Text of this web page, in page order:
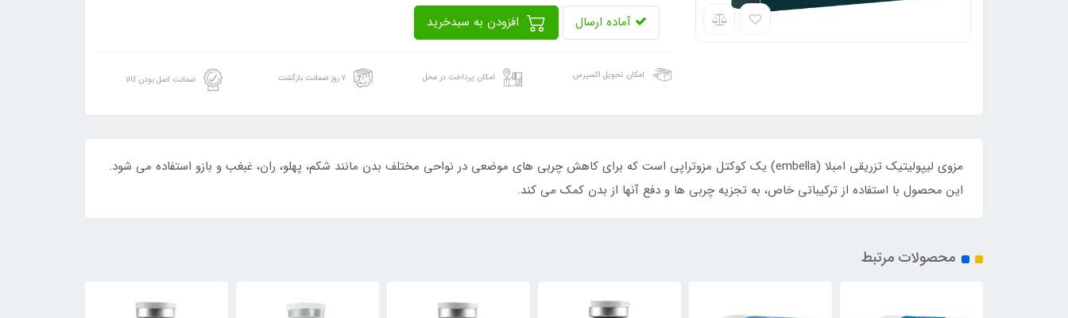
آماده ارسال
امکان تحویل اکسپرس امکان پرداخت در محل ۷ روز ضمانت بازگشت ضمانت اصل بودن کالا
مزوی لیپولیتیک تزریقی امبلا (embella) یک کوکتل مزوتراپی است که برای کاهش چربی های موضعی در نواحی مختلف بدن مانند شکم، پهلو، ران، غبغب و بازو استفاده می شود.
این محصول با استفاده از ترکیباتی خاص، به تجزیه چربی ها و دفع آنها از بدن کمک می کند.
محصولات مرتبط